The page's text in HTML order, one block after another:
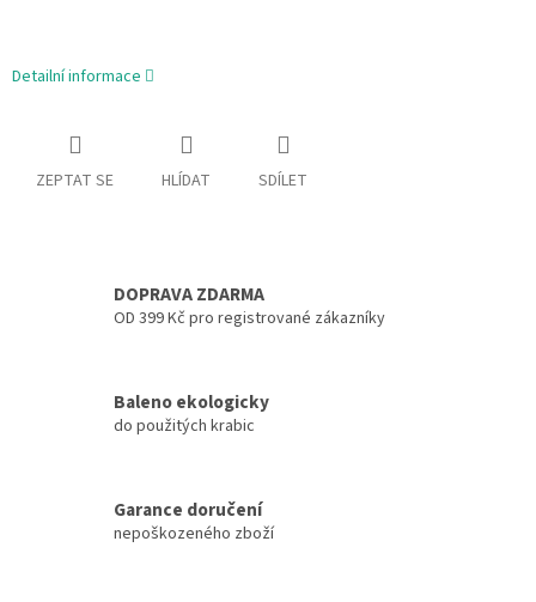
Detailní informace
ZEPTAT SE HLÍDAT SDÍLET
DOPRAVA ZDARMA
OD 399 Kč pro registrované zákazníky
Baleno ekologicky
do použitých krabic
Garance doručení
nepoškozeného zboží